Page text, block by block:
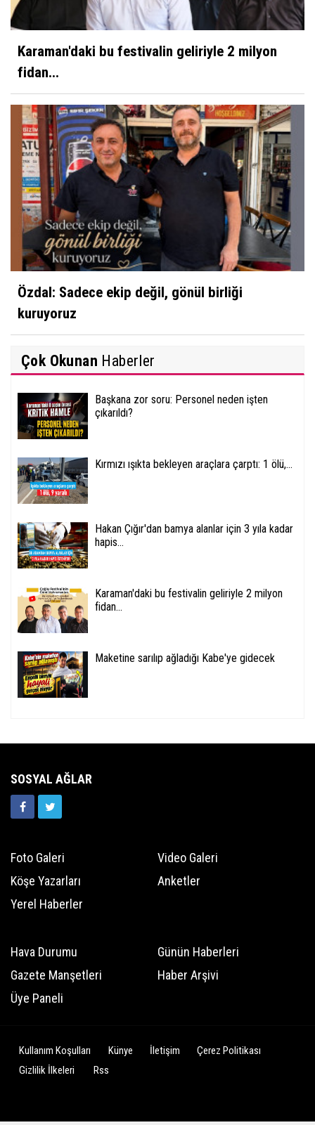
Karaman'daki bu festivalin geliriyle 2 milyon
fidan...
Özdal: Sadece ekip değil, gönül birliği
kuruyoruz
Çok Okunan Haberler
Başkana zor soru: Personel neden işten
çıkarıldı?
Kırmızı ışıkta bekleyen araçlara çarptı: 1 ölü,...
Hakan Çığır'dan bamya alanlar için 3 yıla kadar
hapis...
Karaman'daki bu festivalin geliriyle 2 milyon
fidan...
Maketine sarılıp ağladığı Kabe'ye gidecek
SOSYAL AĞLAR
Foto Galeri
Video Galeri
Köşe Yazarları
Anketler
Yerel Haberler
Hava Durumu
Günün Haberleri
Gazete Manşetleri
Haber Arşivi
Üye Paneli
Kullanım Koşulları Künye İletişim
Çerez Politikası
Gizlilik İlkeleri
Rss